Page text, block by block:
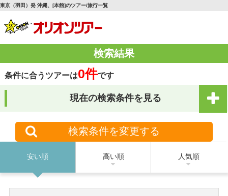
東京（羽田）発 沖縄、[本館]のツアー/旅行一覧
検索結果
条件に合うツアーは0件です
現在の検索条件を見る
検索条件を変更する
安い順 高い順 人気順